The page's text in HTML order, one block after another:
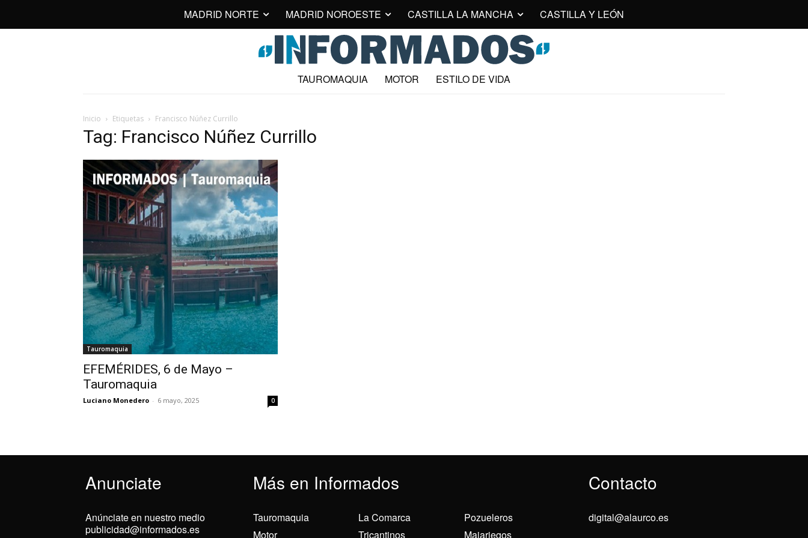
MADRID NORTE MADRID NOROESTE CASTILLA LA MANCHA CASTILLA Y LEÓN
TAUROMAQUIA MOTOR ESTILO DE VIDA
Inicio Etiquetas Francisco Núñez Currillo
Tag: Francisco Núñez Currillo
Tauromaquia
EFEMÉRIDES, 6 de Mayo –
Tauromaquia
Luciano Monedero - 6 mayo, 2025 0
Anunciate Más en Informados Contacto
Anúnciate en nuestro medio
publicidad@informados.es
Tauromaquia
Motor
La Comarca
Tricantinos
Pozueleros
Majariegos
digital@alaurco.es